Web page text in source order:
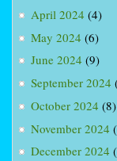
April 2024 (4)
May 2024 (6)
June 2024 (9)
September 2024
October 2024 (8)
November 2024
December 2024